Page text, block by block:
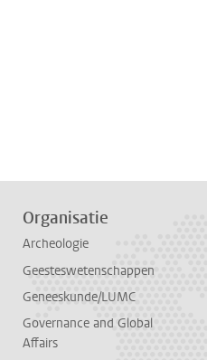
Organisatie
Archeologie
Geesteswetenschappen
Geneeskunde/LUMC
Governance and Global
Affairs